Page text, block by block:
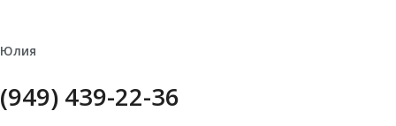
Юлия
(949) 439-22-36